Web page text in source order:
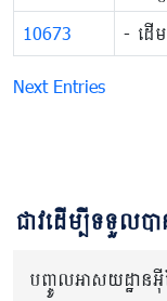
10673 ​​- ដើម
Next Entries
ជាវដើម្បីទទួលប
បញ្ចូលអាសយដ្ឋាន